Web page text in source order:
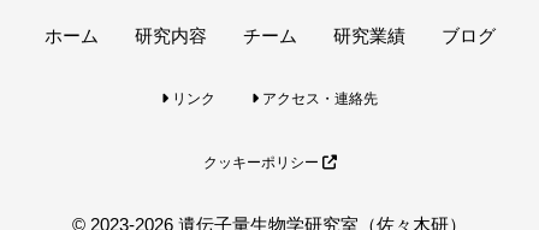
ホーム 研究内容 チーム 研究業績 ブログ
リンク アクセス・連絡先
クッキーポリシー
© 2023-2026 遺伝子量生物学研究室（佐々木研）